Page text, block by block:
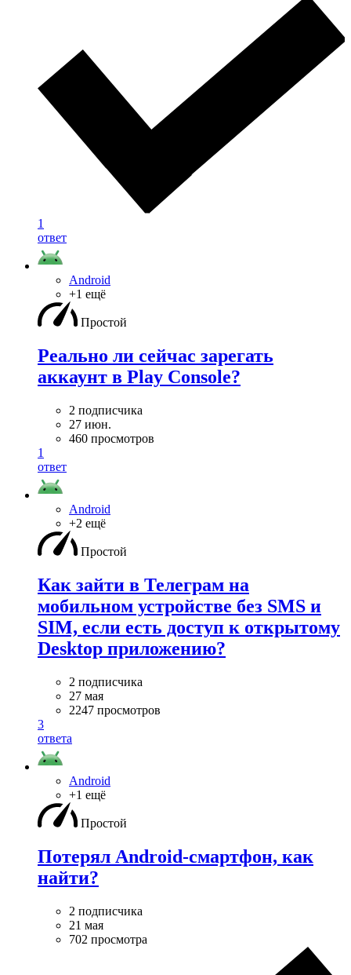
1
ответ
Android
+1 ещё
Простой
Реально ли сейчас зарегать
аккаунт в Play Console?
2 подписчика
27 июн.
460 просмотров
1
ответ
Android
+2 ещё
Простой
Как зайти в Телеграм на
мобильном устройстве без SMS и
SIM, если есть доступ к открытому
Desktop приложению?
2 подписчика
27 мая
2247 просмотров
3
ответа
Android
+1 ещё
Простой
Потерял Android-смартфон, как
найти?
2 подписчика
21 мая
702 просмотра